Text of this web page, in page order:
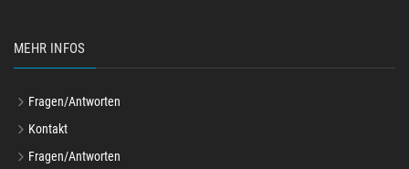
MEHR INFOS
Fragen/Antworten
Kontakt
Fragen/Antworten